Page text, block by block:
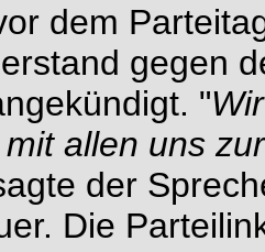
dem
gegen
"
allen uns
der
Die